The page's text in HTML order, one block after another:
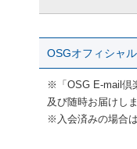
OSGオフィシャ
※「OSG E-mail倶
及び随時お届けしま
※入会済みの場合